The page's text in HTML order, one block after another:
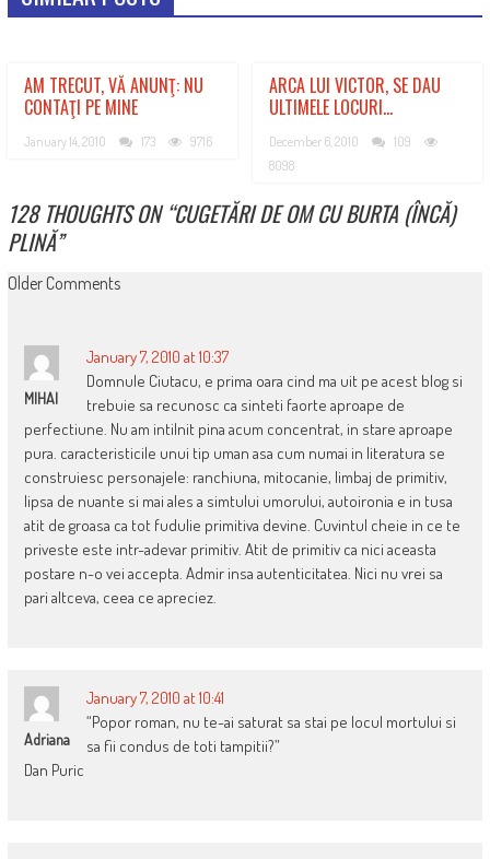
AM TRECUT, VĂ ANUNŢ: NU
CONTAŢI PE MINE
January 14, 2010 173 9716
ARCA LUI VICTOR, SE DAU
ULTIMELE LOCURI…
December 6, 2010
109
8098
128 THOUGHTS ON “CUGETĂRI DE OM CU BURTA (ÎNCĂ)
PLINĂ”
COMMENT
Older Comments
MIHAI
January 7, 2010 at 10:37
Domnule Ciutacu, e prima oara cind ma uit pe acest blog si
trebuie sa recunosc ca sinteti faorte aproape de
perfectiune. Nu am intilnit pina acum concentrat, in stare aproape
pura. caracteristicile unui tip uman asa cum numai in literatura se
construiesc personajele: ranchiuna, mitocanie, limbaj de primitiv,
lipsa de nuante si mai ales a simtului umorului, autoironia e in tusa
atit de groasa ca tot fudulie primitiva devine. Cuvintul cheie in ce te
priveste este intr-adevar primitiv. Atit de primitiv ca nici aceasta
postare n-o vei accepta. Admir insa autenticitatea. Nici nu vrei sa
pari altceva, ceea ce apreciez.
Adriana
January 7, 2010 at 10:41
“Popor roman, nu te-ai saturat sa stai pe locul mortului si
sa fii condus de toti tampitii?”
Dan Puric